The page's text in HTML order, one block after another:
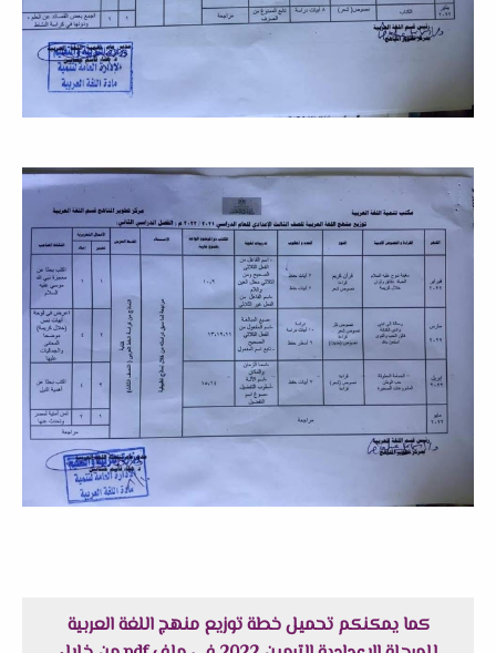
كما يمكنكم تحميل خطة توزيع منهج اللغة العربية